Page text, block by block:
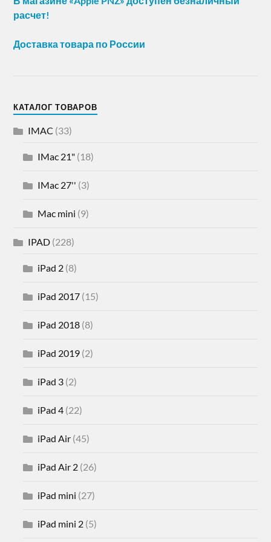
расчет!
Доставка товара по России
КАТАЛОГ ТОВАРОВ
IMAC (33)
IMac 21" (18)
IMac 27'' (3)
Mac mini (9)
IPAD (228)
iPad 2 (8)
iPad 2017 (15)
iPad 2018 (8)
iPad 2019 (2)
iPad 3 (2)
iPad 4 (22)
iPad Air (45)
iPad Air 2 (26)
iPad mini (27)
iPad mini 2 (5)